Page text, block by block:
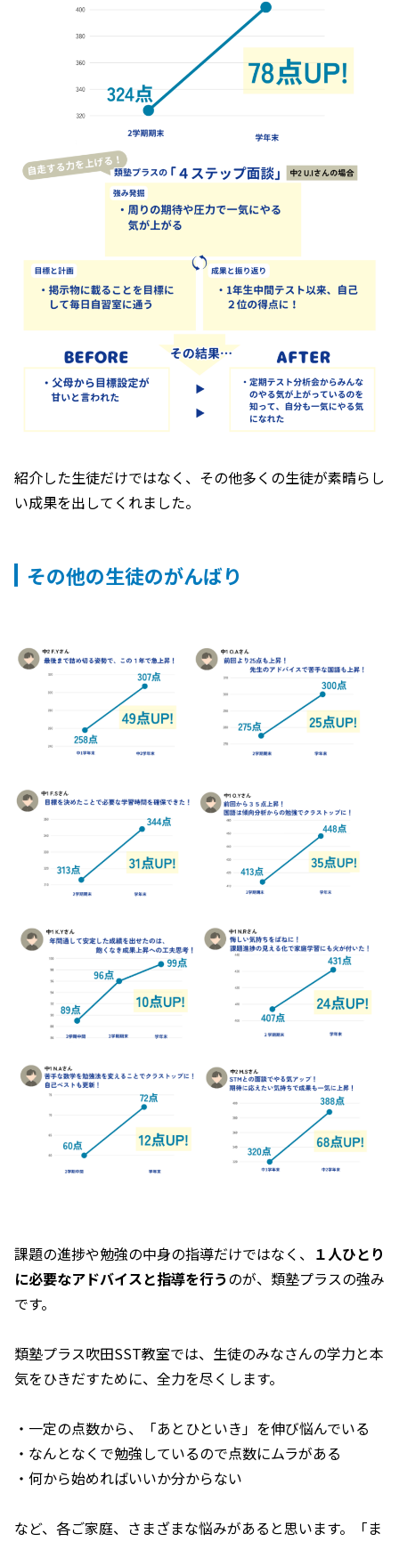
紹介した生徒だけではなく、その他多くの生徒が素晴らし
い成果を出してくれました。
その他の生徒のがんばり
課題の進捗や勉強の中身の指導だけではなく、 １人ひとり
に必要なアドバイスと指導を行うのが、類塾プラスの強み
です。
類塾プラス吹田SST教室では、生徒のみなさんの学力と本
気をひきだすために、全力を尽くします。
・一定の点数から、「あとひといき」を伸び悩んでいる
・なんとなくで勉強しているので点数にムラがある
・何から始めればいいか分からない
など、各ご家庭、さまざまな悩みがあると思います。「ま